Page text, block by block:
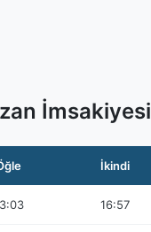
İmsakiyesi
İkindi
16:57